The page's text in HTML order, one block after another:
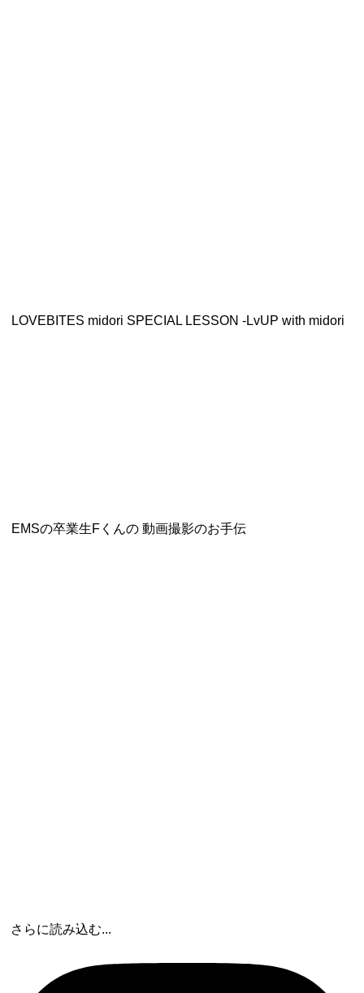
LOVEBITES midori SPECIAL LESSON -LvUP with midori
EMSの卒業生Fくんの 動画撮影のお手伝
さらに読み込む...